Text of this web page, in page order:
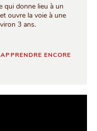
qui donne lieu à un
ouvre la voie à une
3 ans.
ENCORE
POUVEZ PROSPÉRER